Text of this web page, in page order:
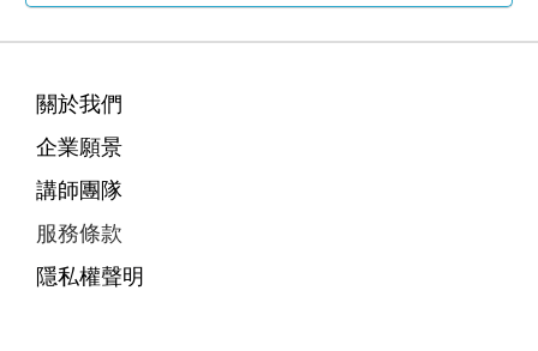
關於我們
企業願景
講師團隊
服務條款
隱私權聲明